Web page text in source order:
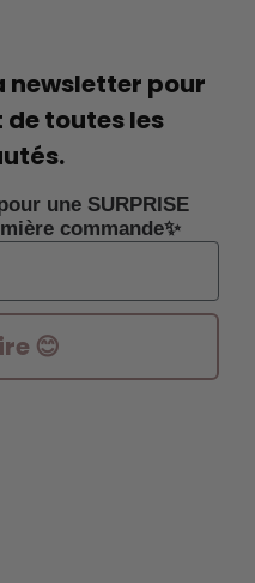
newsletter pour
toutes les
une SURPRISE
commande✨
😊